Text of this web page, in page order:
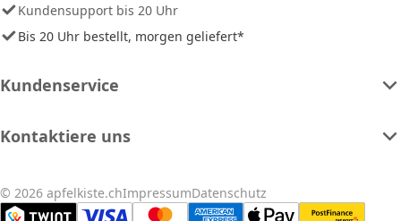
Kundensupport bis 20 Uhr
Bis 20 Uhr bestellt, morgen geliefert*
Kundenservice
Kontaktiere uns
© 2026 apfelkiste.chImpressumDatenschutz